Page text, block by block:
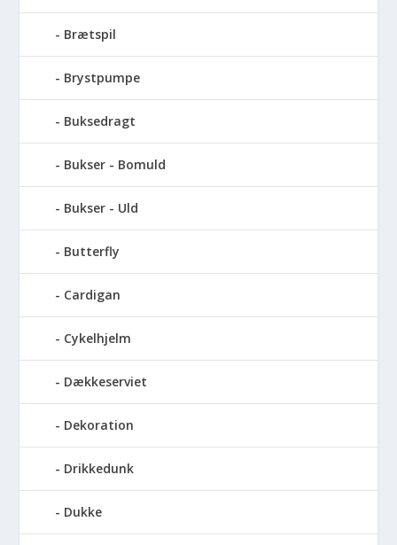
Brætspil
Brystpumpe
Buksedragt
Bukser - Bomuld
Bukser - Uld
Butterfly
Cardigan
Cykelhjelm
Dækkeserviet
Dekoration
Drikkedunk
Dukke